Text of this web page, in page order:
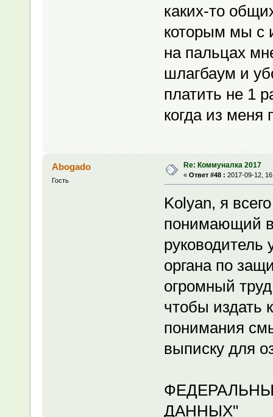
каких-то
которым мы с
на пальцах
шлагбаум и
платить не 1
когда из меня
Abogado
Гость
Re: Коммуналка 2017
« Ответ #48 : 2017-09-12,
Kolyan, я
понимающий
руководитель
органа по
огромный
чтобы издать
понимания
выписку для
ДАННЫХ"